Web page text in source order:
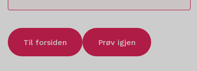
Til forsiden Prøv igjen